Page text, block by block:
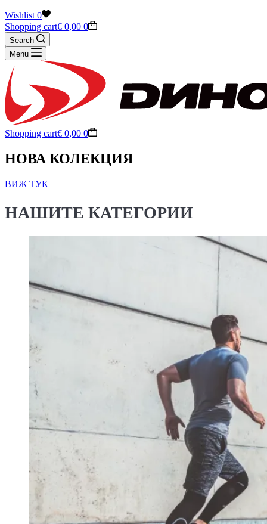
Wishlist 0
Shopping cart€ 0,00 0
Search
Menu
Shopping cart€ 0,00 0
НОВА КОЛЕКЦИЯ
ВИЖ ТУК
НАШИТЕ КАТЕГОРИИ